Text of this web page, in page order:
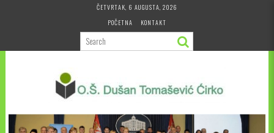
ČETVRTAK, 6 AUGUSTA, 2026
POČETNA
KONTAKT